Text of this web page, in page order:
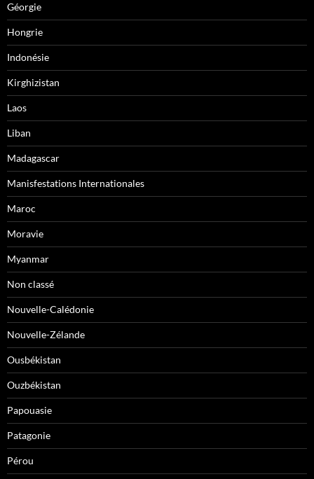
Géorgie
Hongrie
Indonésie
Kirghizistan
Laos
Liban
Madagascar
Manisfestations Internationales
Maroc
Moravie
Myanmar
Non classé
Nouvelle-Calédonie
Nouvelle-Zélande
Ousbékistan
Ouzbékistan
Papouasie
Patagonie
Pérou